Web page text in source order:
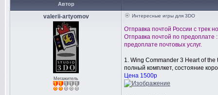
Автор
valerii-artyomov
Мегажитель
Интересные игры для 3DO
Отправка почтой России с трек
Отправка почтой по
предоплате почтовых услуг.
1. Wing Commander 3 Heart of the
полный комплкет, состояние
Цена 1500р